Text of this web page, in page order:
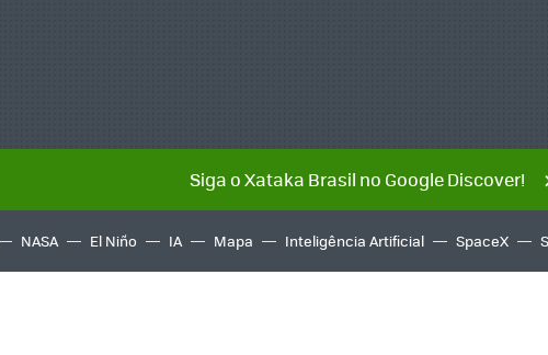
Siga o Xataka Brasil no Google Discover!
NASA El Niño IA Mapa Inteligência Artificial SpaceX